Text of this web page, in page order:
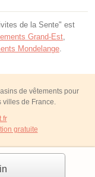
de la Sente" est
Grand-Est,
Mondelange.
de vêtements pour
villes de France.
gratuite